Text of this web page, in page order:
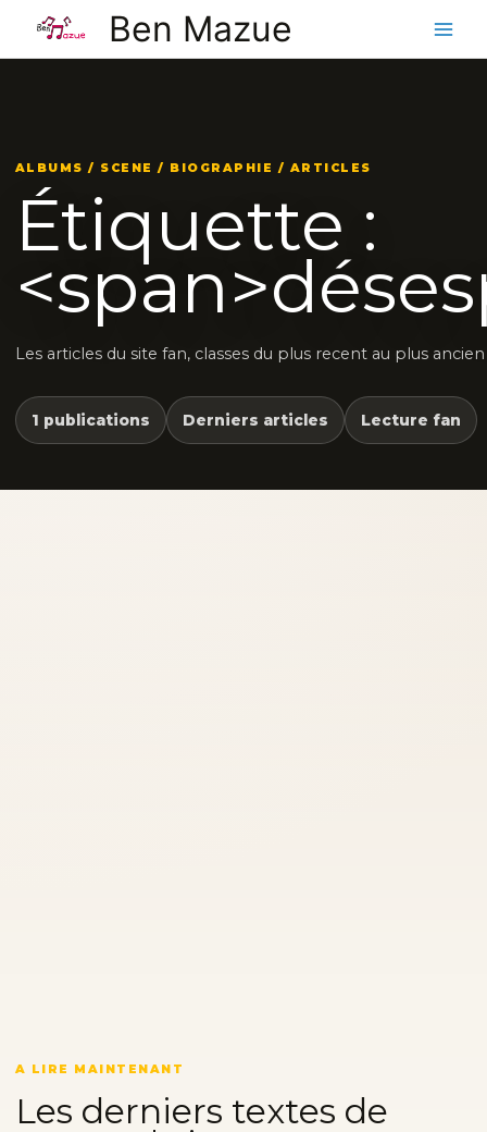
contenu
Ben Mazue
ALBUMS / SCENE / BIOGRAPHIE / ARTICLES
Étiquette :
Les articles du site fan, classes du plus recent au plus
1 publications Derniers articles Lecture fan
A LIRE MAINTENANT
Les derniers textes de